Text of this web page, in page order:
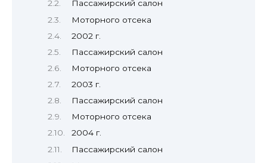
Пассажирский салон
Моторного отсека
2002 г.
Пассажирский салон
Моторного отсека
2003 г.
Пассажирский салон
Моторного отсека
2004 г.
Пассажирский салон